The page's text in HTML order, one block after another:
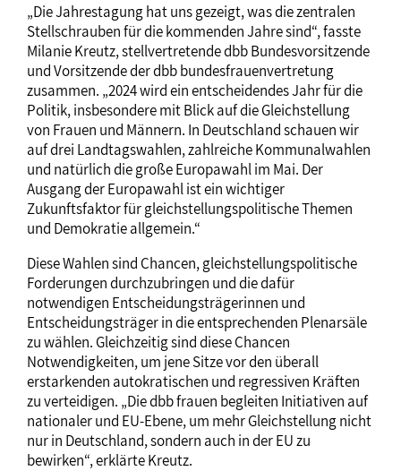
„Die Jahrestagung hat uns gezeigt, was die zentralen
Stellschrauben für die kommenden Jahre sind“, fasste
Milanie Kreutz, stellvertretende dbb Bundesvorsitzende
und Vorsitzende der dbb bundesfrauenvertretung
zusammen. „2024 wird ein entscheidendes Jahr für die
Politik, insbesondere mit Blick auf die Gleichstellung
von Frauen und Männern. In Deutschland schauen wir
auf drei Landtagswahlen, zahlreiche Kommunalwahlen
und natürlich die große Europawahl im Mai. Der
Ausgang der Europawahl ist ein wichtiger
Zukunftsfaktor für gleichstellungspolitische Themen
und Demokratie allgemein.“
Diese Wahlen sind Chancen, gleichstellungspolitische
Forderungen durchzubringen und die dafür
notwendigen Entscheidungsträgerinnen und
Entscheidungsträger in die entsprechenden Plenarsäle
zu wählen. Gleichzeitig sind diese Chancen
Notwendigkeiten, um jene Sitze vor den überall
erstarkenden autokratischen und regressiven Kräften
zu verteidigen. „Die dbb frauen begleiten Initiativen auf
nationaler und EU-Ebene, um mehr Gleichstellung nicht
nur in Deutschland, sondern auch in der EU zu
bewirken“, erklärte Kreutz.